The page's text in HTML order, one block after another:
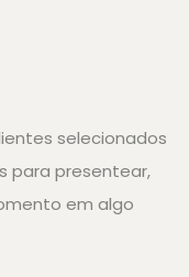
selecionados
para presentear,
em algo